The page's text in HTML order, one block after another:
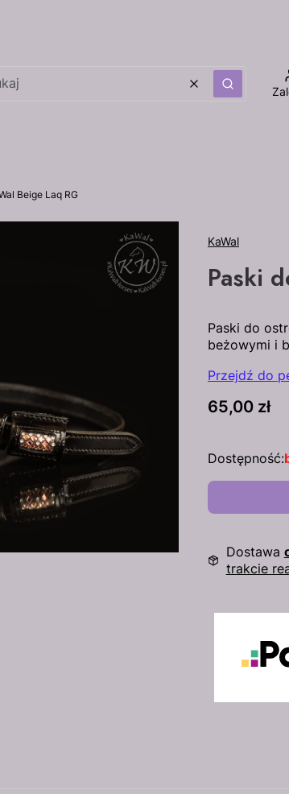
WyczyśćSzukaj
Beige Laq RG
KaWal
Paski
Paski do
beżowymi i
Przejdź do
Cena
65,00 zł
Dostępność:
Dostawa
trakcie